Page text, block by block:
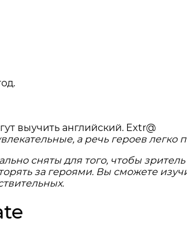
а речь героев легко
сняты для того, чтобы
за героями. Вы сможете